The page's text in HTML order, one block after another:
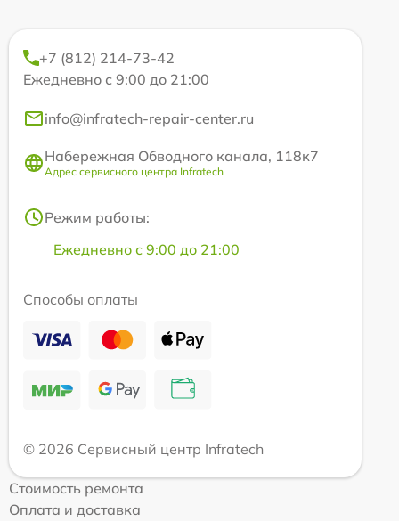
+7 (812) 214-73-42
Ежедневно с 9:00 до 21:00
info@infratech-repair-center.ru
Набережная Обводного канала, 118к7
Адрес сервисного центра Infratech
Режим работы:
Ежедневно с 9:00 до 21:00
Способы оплаты
© 2026 Сервисный центр Infratech
Стоимость ремонта
Оплата и доставка